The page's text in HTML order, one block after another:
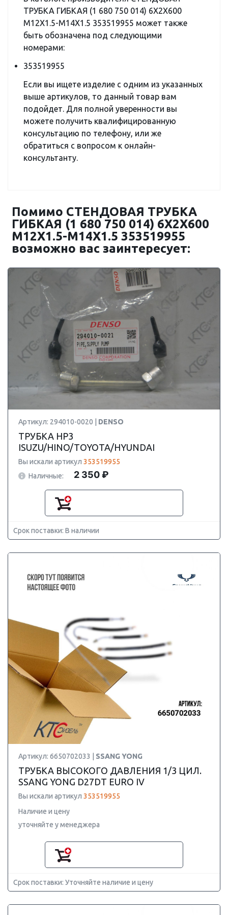
ТРУБКА ГИБКАЯ (1 680 750 014) 6X2X600
M12X1.5-M14X1.5 353519955 может также
быть обозначена под следующими
номерами:
353519955
Если вы ищете изделие с одним из указанных
выше артикулов, то данный товар вам
подойдет. Для полной уверенности вы
можете получить квалифицированную
консультацию по телефону, или же
обратиться с вопросом к онлайн-
консультанту.
Помимо СТЕНДОВАЯ ТРУБКА
ГИБКАЯ (1 680 750 014) 6X2X600
M12X1.5-M14X1.5 353519955
возможно вас заинтересует:
Артикул: 294010-0020 | DENSO
ТРУБКА HP3
ISUZU/HINO/TOYOTA/HYUNDAI
Вы искали артикул 353519955
Наличные:
2 350 ₽
Срок поставки: В наличии
Артикул: 6650702033 | SSANG YONG
ТРУБКА ВЫСОКОГО ДАВЛЕНИЯ 1/3 ЦИЛ.
SSANG YONG D27DT EURO IV
Вы искали артикул 353519955
Наличие и цену
уточняйте у менеджера
Срок поставки: Уточняйте наличие и цену